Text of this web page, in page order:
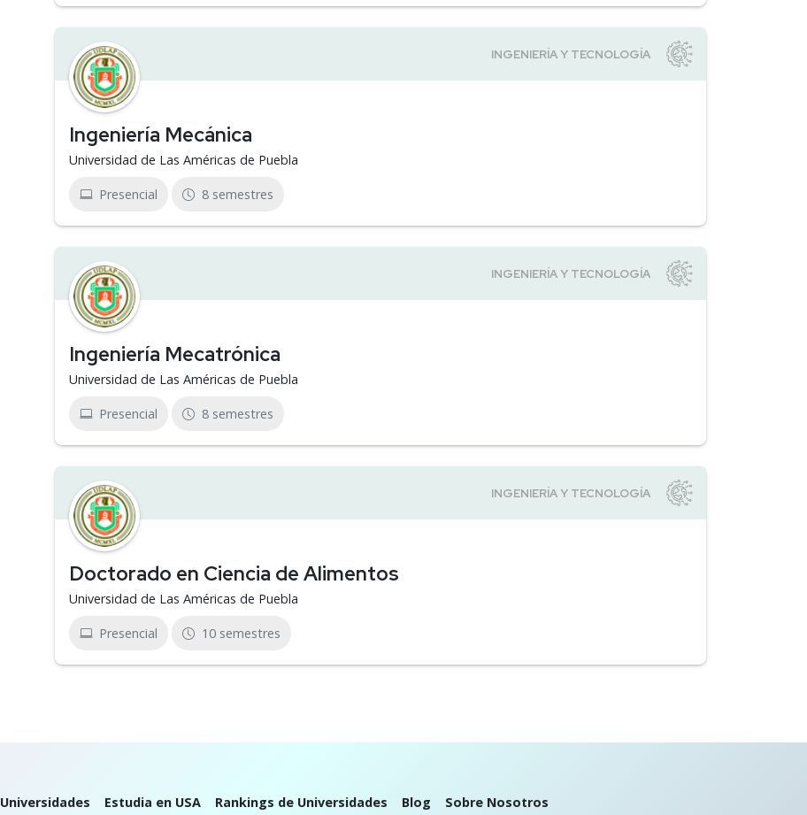
Ingeniería Mecánica
Universidad de Las Américas de Puebla
Presencial 8 semestres
Ingeniería Mecatrónica
Universidad de Las Américas de Puebla
Presencial 8 semestres
Doctorado en Ciencia de Alimentos
Universidad de Las Américas de Puebla
Presencial 10 semestres
Universidades Estudia en USA Rankings de Universidades Blog Sobre Nosotros